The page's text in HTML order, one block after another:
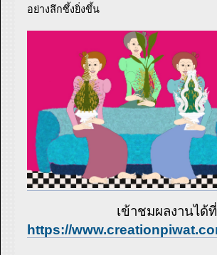
อย่างลึกซึ้งยิ่งขึ้น
เข้าชมผลงานได้ที่
https://